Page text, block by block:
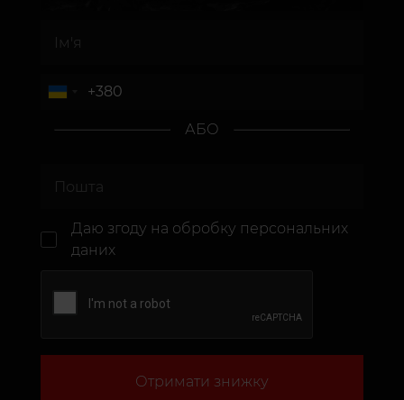
АБО
Даю згоду на обробку персональних
даних
Отримати знижку